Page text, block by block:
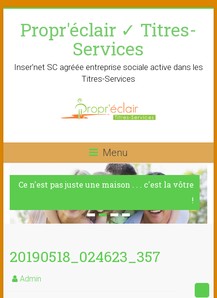
contentPropr'éclair ✓ Titres-
Services
Inser'net SC agréée entreprise sociale active dans les
Titres-Services
Menu
Ce n'est pas juste une maison . . . c'est la vôtre
!
20190518_024623_357
Admin